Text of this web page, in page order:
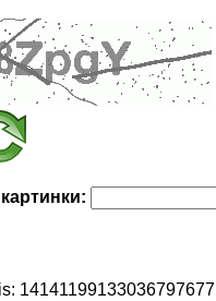
14141199133036797677